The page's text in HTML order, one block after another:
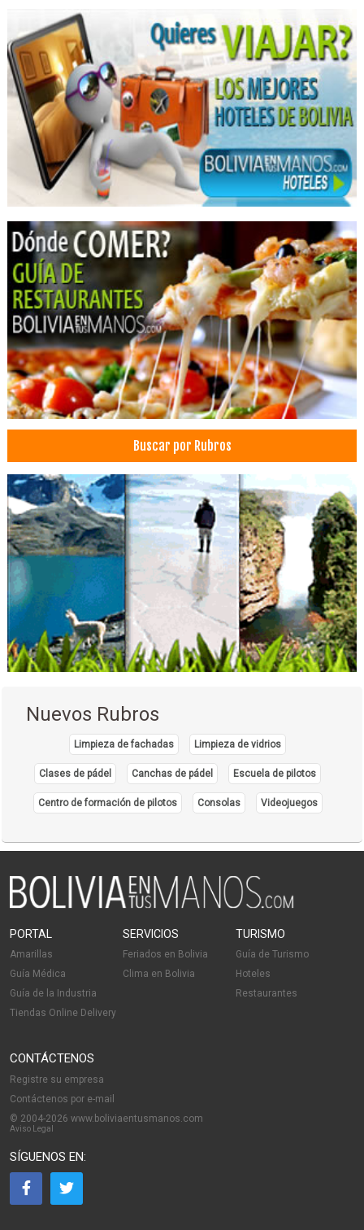
Alarmas antirrobo
Controles de Acceso
Configuración de Redes
Cámaras de seguridad
Cámaras de vigilancia
Fibra óptica
Redes inalambricas
Redes
Sistemas biométricos
Buscar por Rubros
Nuevos Rubros
Limpieza de fachadas Limpieza de vidrios
Clases de pádel Canchas de pádel Escuela de pilotos
Centro de formación de pilotos Consolas Videojuegos
PORTAL
Amarillas
Guía Médica
Guía de la Industria
Tiendas Online Delivery
SERVICIOS
Feriados en Bolivia
Clima en Bolivia
TURISMO
Guía de Turismo
Hoteles
Restaurantes
CONTÁCTENOS
Registre su empresa
Contáctenos por e-mail
© 2004-2026 www.boliviaentusmanos.com
Aviso Legal
SÍGUENOS EN: